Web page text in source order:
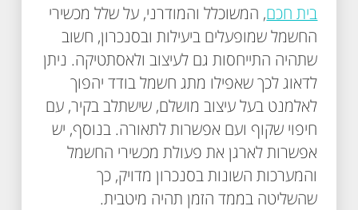
בית חכם, המשוכלל והמודרני, על שלל מכשירי
החשמל שמופעלים ביעילות ובסנכרון, חשוב
שתהיה התייחסות גם לעיצוב ולאסתטיקה. ניתן
לדאוג לכך שאפילו מתג חשמל בודד יהפוך
לאלמנט בעל עיצוב מושלם, שישתלב בקיר, עם
חיפוי שקוף ועם אפשרות לתאורה. בנוסף, יש
אפשרות לארגן את פעולת מכשירי החשמל
והמערכות השונות בסנכרון מדויק, כך
שהשליטה בממד הזמן תהיה מיטבית.